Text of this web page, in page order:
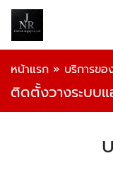
หน้าแรก » บริการขอ
ติดตั้งวางระบบแ